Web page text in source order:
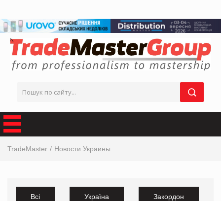
TradeMaster Новости Украины
Всі Україна Закордон